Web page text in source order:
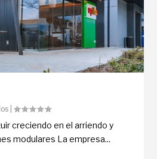
|
creciendo en el arriendo y
modulares La empresa...